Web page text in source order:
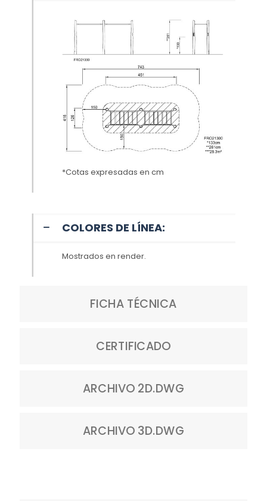
*Cotas expresadas en cm
COLORES DE LÍNEA:
Mostrados en render.
FICHA TÉCNICA
CERTIFICADO
ARCHIVO 2D.DWG
ARCHIVO 3D.DWG